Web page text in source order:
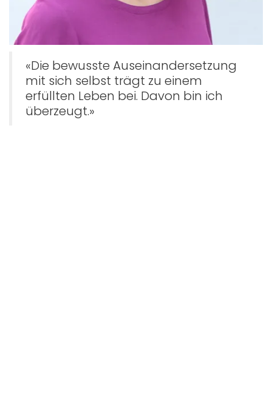
«Die bewusste Auseinandersetzung
mit sich selbst trägt zu einem
erfüllten Leben bei. Davon bin ich
überzeugt.»